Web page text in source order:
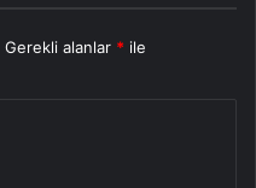
Gerekli alanlar * ile